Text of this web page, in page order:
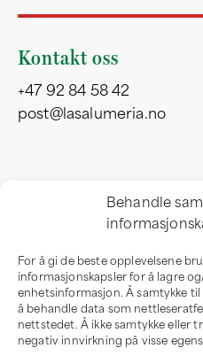
Behandle
For å gi de beste opplevelsene
informasjonskapsler for å lagre
enhetsinformasjon. Å samtykke
å behandle data som
nettstedet. Å ikke samtykke eller
negativ innvirkning på visse
Kontakt oss
+47 92 84 58 42
post@lasalumeria.no
Professor Birkelandsvei
1081 Oslo
Norge